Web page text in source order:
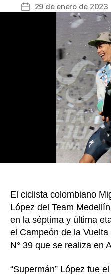
c
e
b
o
o
k
Fecha29 de enero de 2023
El ciclista colombiano
López del Team
en la séptima y última
el Campeón de la
N° 39 que se realiza en
“Supermán” López fue